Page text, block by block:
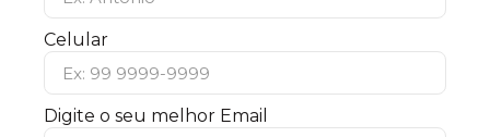
Celular
Digite o seu melhor Email